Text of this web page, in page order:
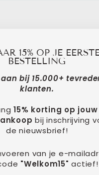
15% OP JE
BESTELLING
bij 15.000+
klanten.
15% korting op jouw
bij inschrijving
de nieuwsbrief!
van je e-
"Welkom15" actief!
al de
Ik weet zeker dat ik